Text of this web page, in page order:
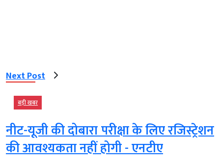
Next Post
बड़ी खबर
नीट-यूजी की दोबारा परीक्षा के लिए रजिस्ट्रेशन
की आवश्यकता नहीं होगी - एनटीए